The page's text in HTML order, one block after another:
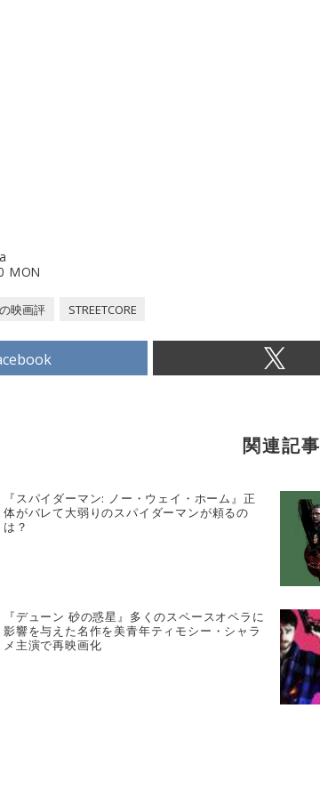
MON
映画評 STREETCORE
関連記事
『スパイダーマン: ノー・ウェイ・ホーム』正
体がバレて大弱りのスパイダーマンが頼るの
は？
『デューン 砂の惑星』多くのスペースオペラに
影響を与えた名作を美青年ティモシー・シャラ
メ主演で再映画化